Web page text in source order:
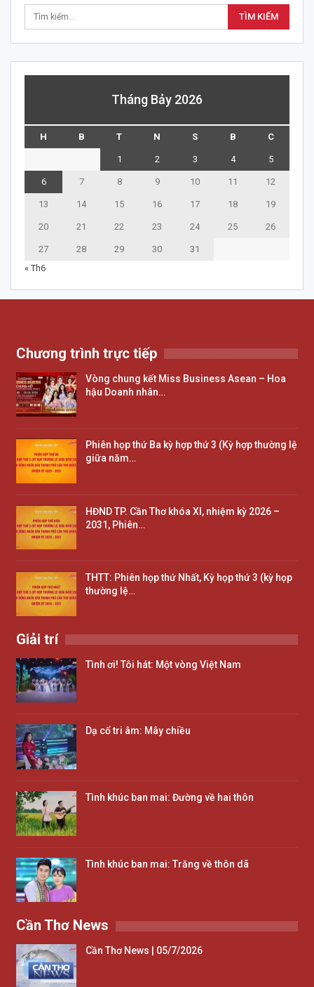
Tháng Bảy 2026
H B T N S B C
1 2 3 4 5
6 7 8 9 10 11 12
13 14 15 16 17 18 19
20 21 22 23 24 25 26
27 28 29 30
31
« Th6
Chương trình trực tiếp
Vòng chung kết Miss Business Asean – Hoa
hậu Doanh nhân…
Phiên họp thứ Ba kỳ hợp thứ 3 (Kỳ hợp thường lệ
giữa năm…
HĐND TP. Cần Thơ khóa XI, nhiệm kỳ 2026 –
2031, Phiên…
THTT: Phiên họp thứ Nhất, Kỳ họp thứ 3 (kỳ họp
thường lệ…
Giải trí
Tình ơi! Tôi hát: Một vòng Việt Nam
Dạ cổ tri âm: Mây chiều
Tình khúc ban mai: Đường về hai thôn
Tình khúc ban mai: Trăng về thôn dã
Cần Thơ News
Cần Thơ News | 05/7/2026